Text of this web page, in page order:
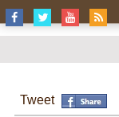
Tweet